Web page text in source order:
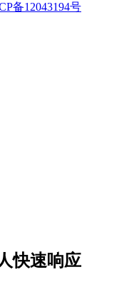
备12043194号
快速响应